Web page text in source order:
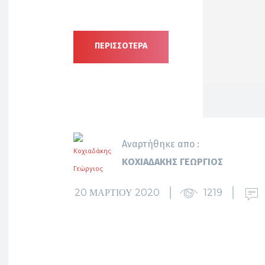
ΠΕΡΙΣΣΟΤΕΡΑ
Αναρτήθηκε απο :
ΚΟΧΙΑΔΆΚΗΣ ΓΕΏΡΓΙΟΣ
20 ΜΑΡΤΊΟΥ 2020 1219